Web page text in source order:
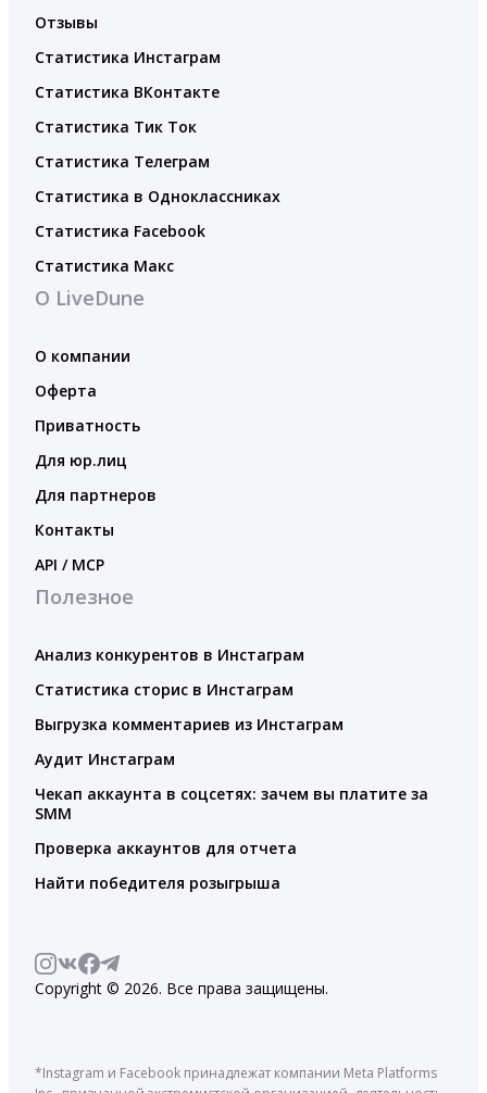
Отзывы
Статистика Инстаграм
Статистика ВКонтакте
Статистика Тик Ток
Статистика Телеграм
Статистика в Одноклассниках
Статистика Facebook
Статистика Макс
О LiveDune
О компании
Оферта
Приватность
Для юр.лиц
Для партнеров
Контакты
API / MCP
Полезное
Анализ конкурентов в Инстаграм
Статистика сторис в Инстаграм
Выгрузка комментариев из Инстаграм
Аудит Инстаграм
Чекап аккаунта в соцсетях: зачем вы платите за
SMM
Проверка аккаунтов для отчета
Найти победителя розыгрыша
Copyright © 2026. Все права защищены.
*Instagram и Facebook принадлежат компании Meta Platforms